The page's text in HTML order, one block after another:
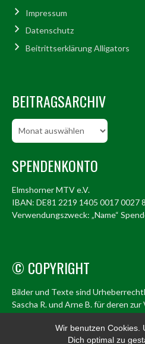
Wir benutzen Cookies.
Dich optimal zu
Impressum
Datenschutz
Beitrittserklärung Alligators
BEITRAGSARCHIV
Beitragsarchiv
SPENDENKONTO
Elmshorner MTV e.V.
IBAN: DE81 2219 1405 0017 0027
Verwendungszweck: „Name“
© COPYRIGHT
Bilder und Texte sind
Sascha R. und Arne B. für deren
© Elmshorn Alligators 1998 – 2026